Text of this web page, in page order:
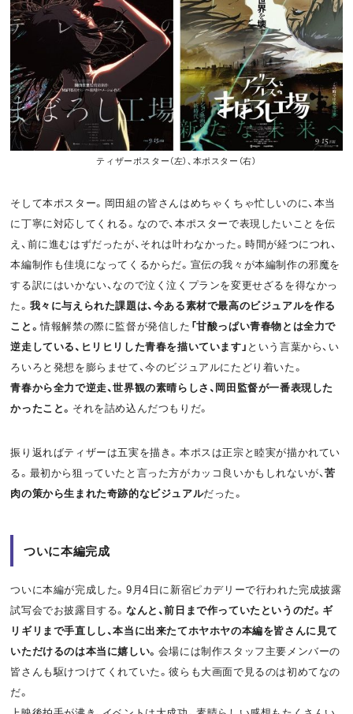
ティザーポスター（左）、本ポスター（右）
そして本ポスター。岡田組の皆さんはめちゃくちゃ忙しいのに、本当
に丁寧に対応してくれる。なので、本ポスターで表現したいことを伝
え、前に進むはずだったが、それは叶わなかった。時間が経つにつれ、
本編制作も佳境になってくるからだ。宣伝の我々が本編制作の邪魔を
する訳にはいかない、なので泣く泣くプランを変更せざるを得なかっ
た。 我々に与えられた課題は、今ある素材で最高のビジュアルを作る
こと。情報解禁の際に監督が発信した 「甘酸っぱい青春物とは全力で
逆走している、ヒリヒリした青春を描いています」 という言葉から、い
ろいろと発想を膨らませて、今のビジュアルにたどり着いた。
青春から全力で逆走、世界観の素晴らしさ、岡田監督が一番表現した
かったこと。 それを詰め込んだつもりだ。
振り返ればティザーは五実を描き。本ポスは正宗と睦実が描かれてい
る。最初から狙っていたと言った方がカッコ良いかもしれないが、苦
肉の策から生まれた奇跡的なビジュアルだった。
ついに本編完成
ついに本編が完成した。9月4日に新宿ピカデリーで行われた完成披露
試写会でお披露目する。なんと、前日まで作っていたというのだ。ギ
リギリまで手直しし、本当に出来たてホヤホヤの本編を皆さんに見て
いただけるのは本当に嬉しい。 会場には制作スタッフ主要メンバーの
皆さんも駆けつけてくれていた。彼らも大画面で見るのは初めてなの
だ。